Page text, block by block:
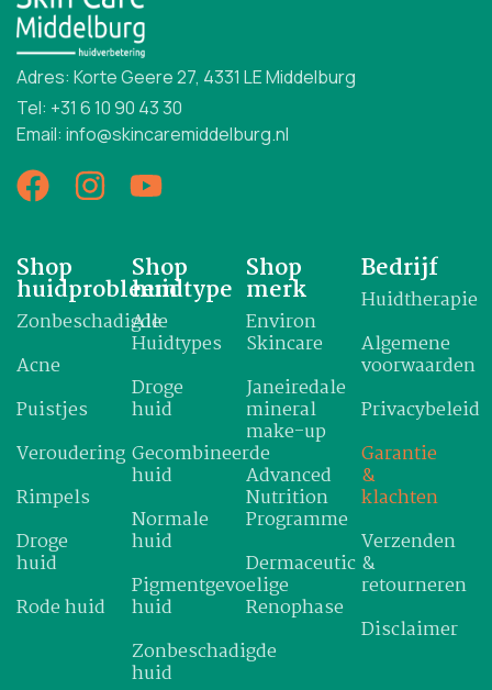
Adres: Korte Geere 27, 4331 LE Middelburg
Tel: +31 6 10 90 43 30
Email: info@skincaremiddelburg.nl
Shop
huidprobleem
Zonbeschadigde
Acne
Puistjes
Veroudering
Rimpels
Droge
huid
Rode huid
Shop
huidtype
Alle
Huidtypes
Droge
huid
Gecombineerde
huid
Normale
huid
Pigmentgevoelige
huid
Zonbeschadigde
huid
Shop
merk
Environ
Skincare
Janeiredale
mineral
make-up
Advanced
Nutrition
Programme
Dermaceutic
Renophase
Bedrijf
Huidtherapie
Algemene
voorwaarden
Privacybeleid
Garantie
&
klachten
Verzenden
&
retourneren
Disclaimer